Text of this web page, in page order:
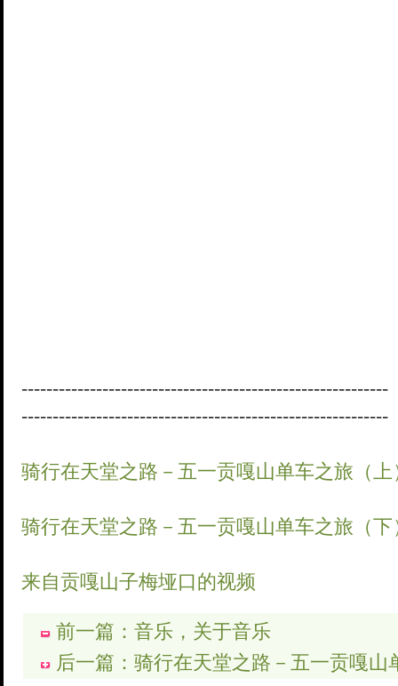
-----------------------------------------------------------
-----------------------------------------------------------
骑行在天堂之路－五一贡嘎山单车之旅（上
骑行在天堂之路－五一贡嘎山单车之旅（下
来自贡嘎山子梅垭口的视频
前一篇：音乐，关于音乐
后一篇：骑行在天堂之路－五一贡嘎山